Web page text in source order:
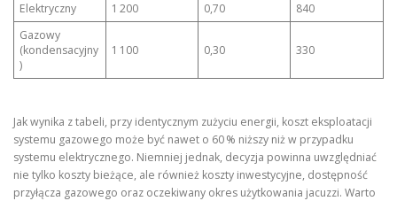
Elektryczny 1 200 0,70
840
Gazowy
(kondensacyjny
)
1 100 0,30 330
Jak wynika z tabeli, przy identycznym zużyciu energii, koszt eksploatacji
systemu gazowego może być nawet o 60 % niższy niż w przypadku
systemu elektrycznego. Niemniej jednak, decyzja powinna uwzględniać
nie tylko koszty bieżące, ale również koszty inwestycyjne, dostępność
przyłącza gazowego oraz oczekiwany okres użytkowania jacuzzi. Warto